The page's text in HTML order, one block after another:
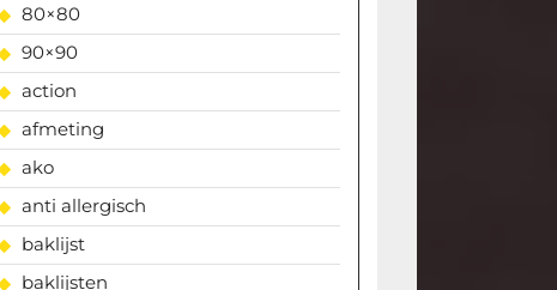
80×80
90×90
action
afmeting
ako
anti allergisch
baklijst
baklijsten